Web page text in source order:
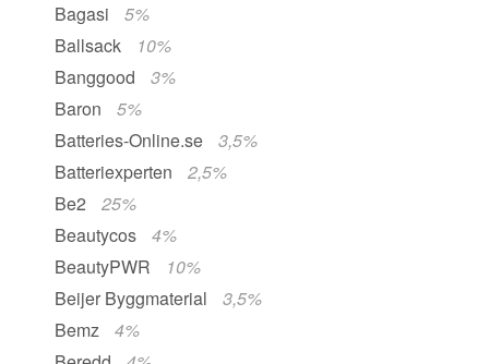
Bagasi
5%
Ballsack
10%
Banggood
3%
Baron
5%
Batteries-Online.se
3,5%
Batteriexperten
2,5%
Be2
25%
Beautycos
4%
BeautyPWR
10%
Beijer Byggmaterial
3,5%
Bemz
4%